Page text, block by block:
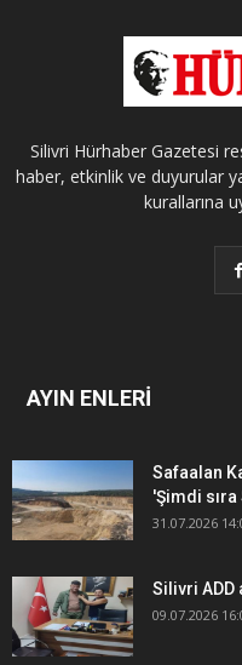
Silivri Hürhaber Gazetesi
haber, etkinlik ve duyurular
kurallarına
AYIN ENLERİ
Safaalan
'Şimdi
31.07.2026
Silivri ADD
09.07.2026